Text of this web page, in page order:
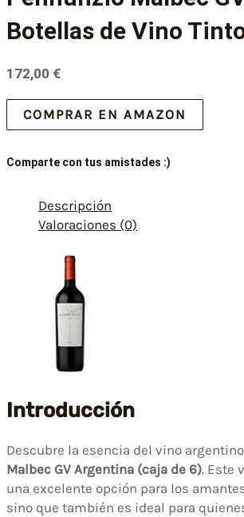
Botellas de Vino
172,00 €
COMPRAR EN AMAZON
Comparte con tus amistades :)
Descripción
Valoraciones (0)
Introducción
Descubre la esencia del vino
Malbec GV Argentina (caja de 6). Este
una excelente opción para los
sino que también es ideal para